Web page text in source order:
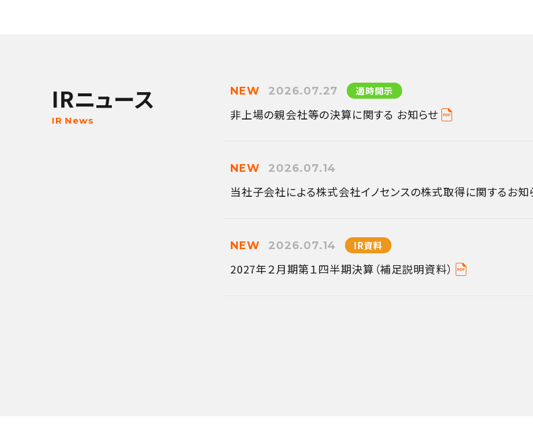
IRニュース
IR News
NEW 2026.07.27 適時開示
非上場の親会社等の決算に関する お知らせ
NEW 2026.07.14
当社子会社による株式会社イノセンスの株式取得に関するお知
NEW 2026.07.14 IR資料
2027年２月期第１四半期決算（補足説明資料）